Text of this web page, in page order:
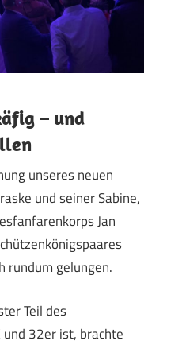
– und
unseres neuen
und seiner Sabine,
Jan
rundum gelungen.
Teil des
und 32er ist, brachte